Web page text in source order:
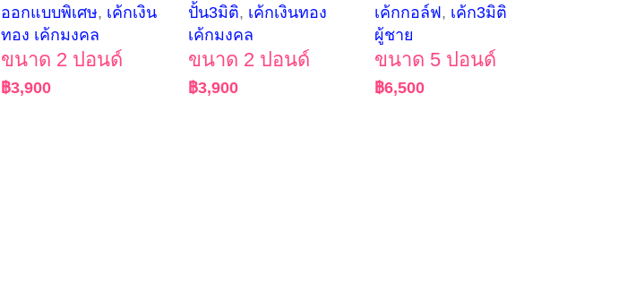
ออกแบบพิเศษ, เค้กเงิน
ทอง เค้กมงคล
ขนาด 2 ปอนด์
฿3,900
ปั้น3มิติ, เค้กเงินทอง
เค้กมงคล
ขนาด 2 ปอนด์
฿3,900
เค้กกอล์ฟ, เค้ก3มิติ
ผู้ชาย
ขนาด 5 ปอนด์
฿6,500